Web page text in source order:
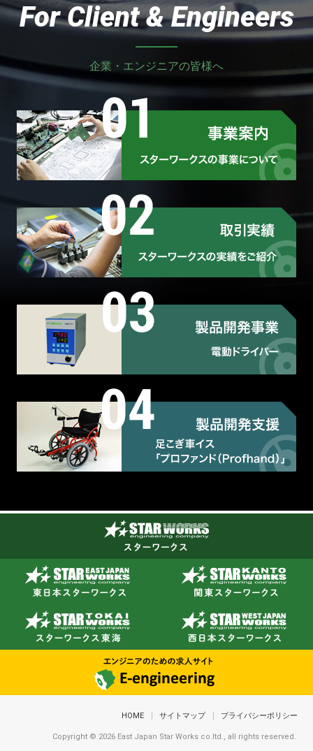
For Client & Engineers
企業・エンジニアの皆様へ
HOME サイトマップ プライバシーポリシー
Copyright © 2026 East Japan Star Works co.ltd., all rights reserved.